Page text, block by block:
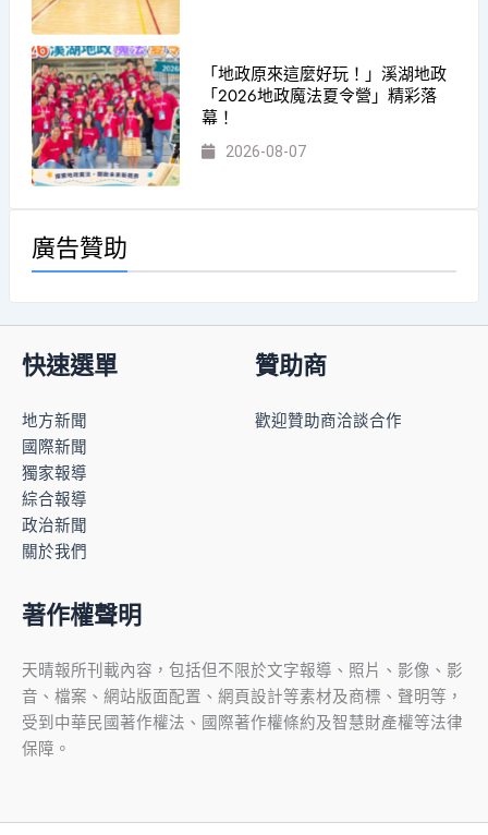
「地政原來這麼好玩！」溪湖地政
「2026地政魔法夏令營」精彩落
幕！
2026-08-07
廣告贊助
快速選單
地方新聞
國際新聞
獨家報導
綜合報導
政治新聞
關於我們
贊助商
歡迎贊助商洽談合作
著作權聲明
天晴報所刊載內容，包括但不限於文字報導、照片、影像、影
音、檔案、網站版面配置、網頁設計等素材及商標、聲明等，
受到中華民國著作權法、國際著作權條約及智慧財產權等法律
保障。